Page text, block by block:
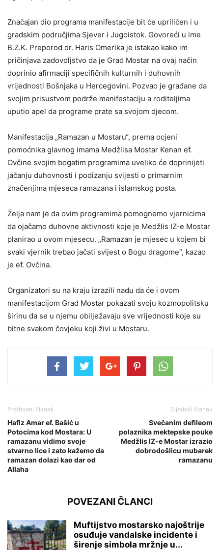
Značajan dio programa manifestacije bit će upriličen i u
gradskim područjima Sjever i Jugoistok. Govoreći u ime
B.Z.K. Preporod dr. Haris Omerika je istakao kako im
pričinjava zadovoljstvo da je Grad Mostar na ovaj način
doprinio afirmaciji specifičnih kulturnih i duhovnih
vrijednosti Bošnjaka u Hercegovini. Pozvao je građane da
svojim prisustvom podrže manifestaciju a roditeljima
uputio apel da programe prate sa svojom djecom.
Manifestacija „Ramazan u Mostaru“, prema ocjeni
pomoćnika glavnog imama Medžlisa Mostar Kenan ef.
Ovčine svojim bogatim programima uveliko će doprinijeti
jačanju duhovnosti i podizanju svijesti o primarnim
značenjima mjeseca ramazana i islamskog posta.
Želja nam je da ovim programima pomognemo vjernicima
da ojačamo duhovne aktivnosti koje je Medžlis IZ-e Mostar
planirao u ovom mjesecu. „Ramazan je mjesec u kojem bi
svaki vjernik trebao jačati svijest o Bogu dragome“, kazao
je ef. Ovčina.
Organizatori su na kraju izrazili nadu da će i ovom
manifestacijom Grad Mostar pokazati svoju kozmopolitsku
širinu da se u njemu obilježavaju sve vrijednosti koje su
bitne svakom čovjeku koji živi u Mostaru.
Prethodni članak
Hafiz Amar ef. Bašić u
Potocima kod Mostara: U
ramazanu vidimo svoje
stvarno lice i zato kažemo da
ramazan dolazi kao dar od
Allaha
Sljedeći članak
Svečanim defileom
polaznika mektepske pouke
Medžlis IZ-e Mostar izrazio
dobrodošlicu mubarek
ramazanu
POVEZANI ČLANCI
Muftijstvo mostarsko najoštrije
osuđuje vandalske incidente i
širenje simbola mržnje u...